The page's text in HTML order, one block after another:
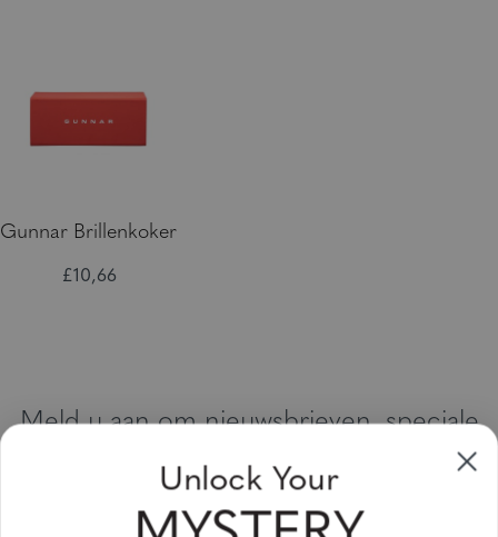
Gunnar Brillenkoker
£10,66
Meld u aan om nieuwsbrieven, speciale
aanbiedingen en kortingsbonnen te
ontvangen
Vul uw email adres in en schrijf u in!
Unlock Your